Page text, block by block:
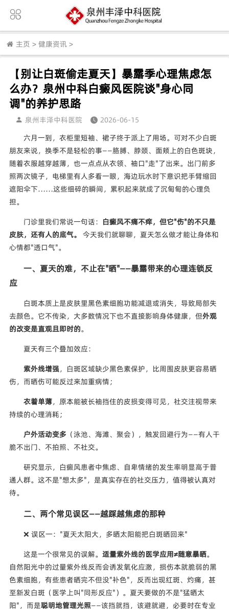
主页 > 健康资讯 >
【别让白斑偷走夏天】暴露季心理焦虑怎
么办？泉州中科白癜风医院谈"身心同
调"的养护思路
泉州丰泽中科医院
2026-06-15
六月一到，衣柜里短袖、裙子终于派上了用场。可对不少白斑
朋友来说，换季不是轻松的事——胳膊、脖颈、面颊上的白色斑块，
随着衣服越穿越薄，也一点点从衣领、袖口"走"了出来。出门前多
照两次镜子，电梯里有人多看一眼，海边玩水时下意识把手臂缩回
遮阳伞下……这些细碎的瞬间，累积起来就成了沉甸甸的心理负
担。
门诊里我们常说一句话： 白癜风不痛不痒，但它"伤"的不只是
皮肤，还有人的底气。 今天我们就聊聊，夏天怎么做才能让身体和
心情都"透口气"。
一、夏天的难，不止在"晒"——暴露带来的心理连锁反
应
白斑本质上是皮肤里黑色素细胞功能减退或消失，导致局部失
去颜色。它不传染，大多数情况下也不直接影响身体健康，但外观
的改变是直观且即时的。
夏天有三个叠加效应：
紫外线增强 ，白斑区域缺少黑色素保护，比周围皮肤更容易晒
伤，而晒伤可能反过来加重病情；
衣着单薄，原本能被长袖挡住的皮损变得可见，社交注视带来
持续的心理消耗；
户外活动变多 （泳池、海滩、聚会），触发回避行为——有人干
脆不出门、不拍照、不社交。
研究显示，白癜风患者中焦虑、自卑情绪的发生率明显高于普
通人群。这不是"想太多"，是真实存在的社交压力，值得被认真对
待。
二、两个常见误区——越踩越焦虑的那种
❌ 误区一："夏天太阳大，多晒太阳能把白斑晒回来"
这是一个很常见的误解。 适量紫外线的医学应用≠随意暴晒。
自然阳光中的过量紫外线反而会诱发氧化应激，损伤本就脆弱的黑
色素细胞，有些患者晒完不但没"补色"，反而出现红斑、灼痛，甚
至新发白斑（医学上叫"同形反应"）。夏天要做的不是"猛晒太
阳"，而是聪明地管理光照——该挡就挡，该避就避，必要时在专业